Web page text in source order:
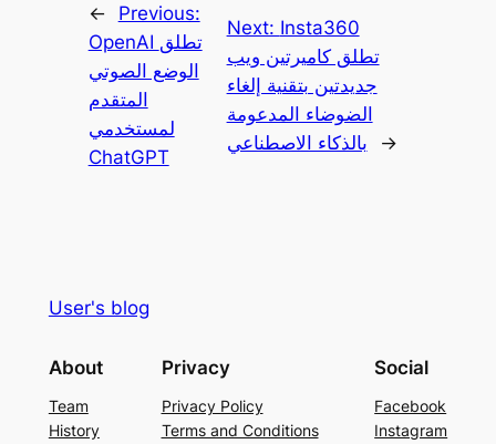
←
Previous:
OpenAI تطلق
الوضع الصوتي
المتقدم
لمستخدمي
ChatGPT
Next: Insta360
تطلق كاميرتين ويب
جديدتين بتقنية إلغاء
الضوضاء المدعومة
بالذكاء الاصطناعي
→
User's blog
About
Team
History
Privacy
Privacy Policy
Terms and Conditions
Social
Facebook
Instagram